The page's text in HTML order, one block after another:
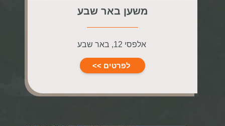
משען באר שבע
אלפסי 12, באר שבע
לפרטים >>